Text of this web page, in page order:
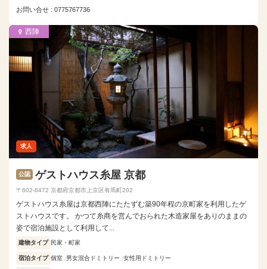
お問い合せ : 0775767736
公認 ゲストハウス糸屋 京都
〒602-8472 京都府京都市上京区有馬町202
西陣
ゲストハウス糸屋は京都西陣にたたずむ築90年程の京町家を利用したゲ
ストハウスです。 かつて糸商を営んでおられた木造家屋をありのままの
姿で宿泊施設として利用して...
建物タイプ 民家・町家
宿泊タイプ 個室 男女混合ドミトリー 女性用ドミトリー
求人